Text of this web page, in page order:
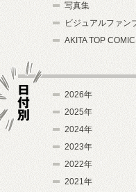
写真集
ビジュアルファン
AKITA TOP
2026年
2025年
2024年
2023年
2022年
2021年